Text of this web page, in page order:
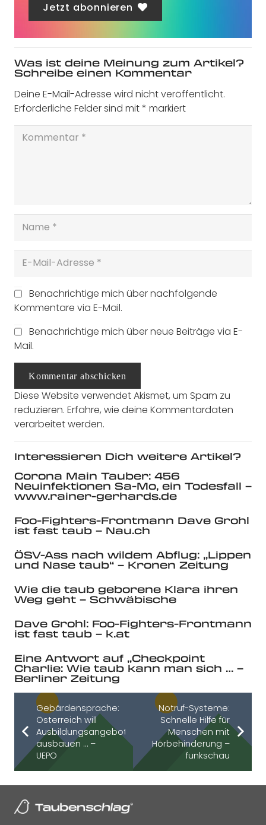
Jetzt abonnieren
Was ist deine Meinung zum Artikel?
Schreibe einen Kommentar
Deine E-Mail-Adresse wird nicht veröffentlicht.
Erforderliche Felder sind mit* markiert
Benachrichtige mich über nachfolgende
Kommentare via E-Mail.
Benachrichtige mich über neue Beiträge via E-
Mail.
Kommentar abschicken
Diese Website verwendet Akismet, um Spam zu
reduzieren. Erfahre, wie deine Kommentardaten
verarbeitet werden.
Interessieren Dich weitere Artikel?
Corona Main Tauber: 456
Neuinfektionen Sa-Mo, ein Todesfall –
www.rainer-gerhards.de
Foo-Fighters-Frontmann Dave Grohl
ist fast taub – Nau.ch
ÖSV-Ass nach wildem Abflug: „Lippen
und Nase taub“ – Kronen Zeitung
Wie die taub geborene Klara ihren
Weg geht – Schwäbische
Dave Grohl: Foo-Fighters-Frontmann
ist fast taub – k.at
Eine Antwort auf „Checkpoint
Charlie: Wie taub kann man sich … –
Berliner Zeitung
Gebärdensprache:
Österreich will
Ausbildungsangebote
ausbauen … –
UEPO
Notruf-Systeme:
Schnelle Hilfe für
Menschen mit
Hörbehinderung –
funkschau